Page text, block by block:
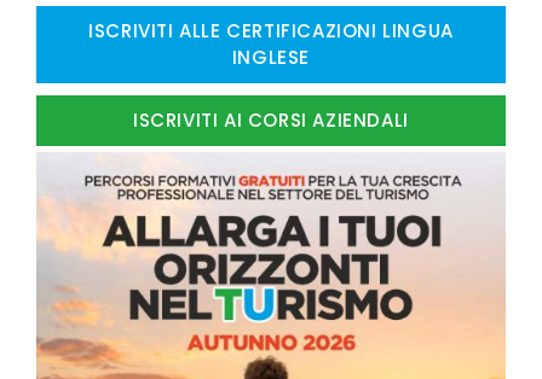
ISCRIVITI ALLE CERTIFICAZIONI LINGUA
INGLESE
ISCRIVITI AI CORSI AZIENDALI